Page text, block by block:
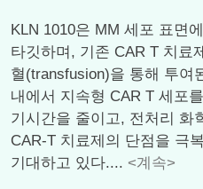
KLN 1010은 MM 세포 표면
타깃하며, 기존 CAR T 치료
혈(transfusion)을 통해 투여
내에서 지속형 CAR T 세포
기시간을 줄이고, 전처리 화
CAR-T 치료제의 단점을 극
기대하고 있다.... <계속>